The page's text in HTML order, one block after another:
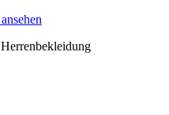
Herrenbekleidung